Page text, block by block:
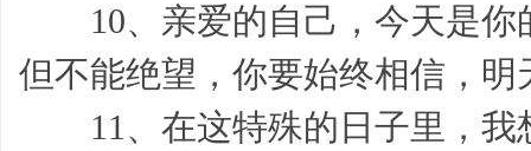
10、亲爱的自己，今天是你
但不能绝望，你要始终相信，明
11、在这特殊的日子里，我